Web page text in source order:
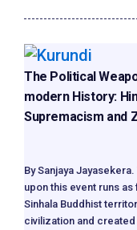
The Political
modern History:
Supremacism and
By Sanjaya
upon this event runs
Sinhala Buddhist
civilization and